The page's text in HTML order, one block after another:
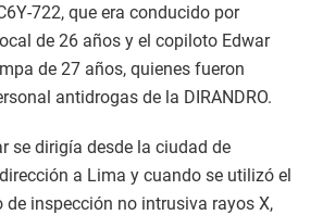
722, que era conducido por
de 26 años y el copiloto Edwar
de 27 años, quienes fueron
antidrogas de la DIRANDRO.
se dirigía desde la ciudad de
a Lima y cuando se utilizó el
inspección no intrusiva rayos X,